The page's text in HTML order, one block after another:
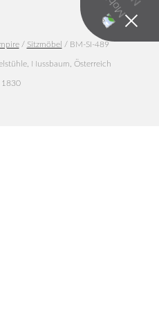
/ Sitzmöbel / BM-SI-489
Nussbaum, Österreich
1830